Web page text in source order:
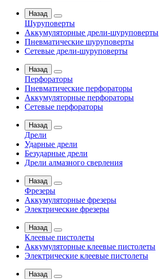
Назад
Шуруповерты
Аккумуляторные дрели-шуруповерты
Пневматические шуруповерты
Сетевые дрели-шуруповерты
Назад
Перфораторы
Пневматические перфораторы
Аккумуляторные перфораторы
Сетевые перфораторы
Назад
Дрели
Ударные дрели
Безударные дрели
Дрели алмазного сверления
Назад
Фрезеры
Аккумуляторные фрезеры
Электрические фрезеры
Назад
Клеевые пистолеты
Аккумуляторные клеевые пистолеты
Электрические клеевые пистолеты
Назад